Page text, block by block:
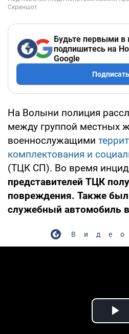
Будьте первыми в
подпишитесь на
Google
На Волыни полиция
между группой местных
военнослужащими
комплектования и
(ТЦК СП). Во время
представителей ТЦК
повреждения. Также
служебный автомобиль